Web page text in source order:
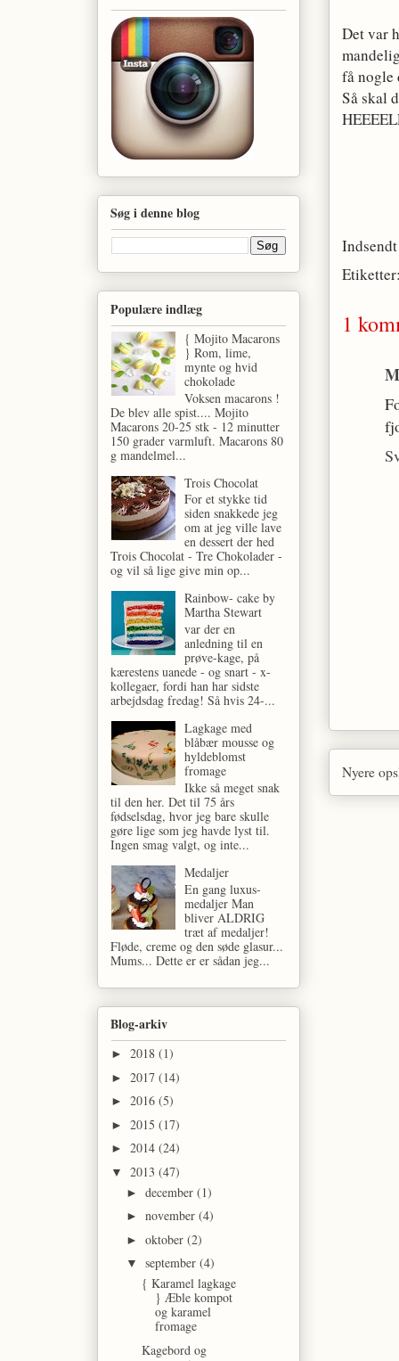
Det var
få nogle
Så skal
1
Nyere
Søg i denne blog
Populære indlæg
{ Mojito Macarons
} Rom, lime,
mynte og hvid
chokolade
Voksen macarons !
De blev alle spist.... Mojito
Macarons 20-25 stk - 12 minutter
150 grader varmluft. Macarons 80
g mandelmel...
Trois Chocolat
For et stykke tid
siden snakkede jeg
om at jeg ville lave
en dessert der hed
Trois Chocolat - Tre Chokolader -
og vil så lige give min op...
Rainbow- cake by
Martha Stewart
var der en
anledning til en
prøve-kage, på
kærestens uanede - og snart - x-
kollegaer, fordi han har sidste
arbejdsdag fredag! Så hvis 24-...
Lagkage med
blåbær mousse og
hyldeblomst
fromage
Ikke så meget snak
til den her. Det til 75 års
fødselsdag, hvor jeg bare skulle
gøre lige som jeg havde lyst til.
Ingen smag valgt, og inte...
Medaljer
En gang luxus-
medaljer Man
bliver ALDRIG
træt af medaljer!
Fløde, creme og den søde glasur...
Mums... Dette er er sådan jeg...
Blog-arkiv
►2018(1)
►2017(14)
►2016(5)
►2015(17)
►2014(24)
▼2013(47)
►december(1)
►november(4)
►oktober(2)
▼september(4)
{ Karamel lagkage
} Æble kompot
og karamel
fromage
Kagebord og